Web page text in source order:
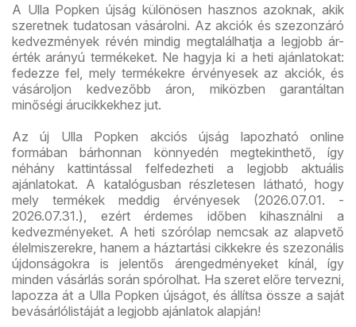
A Ulla Popken újság különösen hasznos azoknak, akik
szeretnek tudatosan vásárolni. Az akciók és szezonzáró
kedvezmények révén mindig megtalálhatja a legjobb ár-
érték arányú termékeket. Ne hagyja ki a heti ajánlatokat:
fedezze fel, mely termékekre érvényesek az akciók, és
vásároljon kedvezőbb áron, miközben garantáltan
minőségi árucikkekhez jut.
Az új Ulla Popken akciós újság lapozható online
formában bárhonnan könnyedén megtekinthető, így
néhány kattintással felfedezheti a legjobb aktuális
ajánlatokat. A katalógusban részletesen látható, hogy
mely termékek meddig érvényesek (2026.07.01. -
2026.07.31.), ezért érdemes időben kihasználni a
kedvezményeket. A heti szórólap nemcsak az alapvető
élelmiszerekre, hanem a háztartási cikkekre és szezonális
újdonságokra is jelentős árengedményeket kínál, így
minden vásárlás során spórolhat. Ha szeret előre tervezni,
lapozza át a Ulla Popken újságot, és állítsa össze a saját
bevásárlólistáját a legjobb ajánlatok alapján!